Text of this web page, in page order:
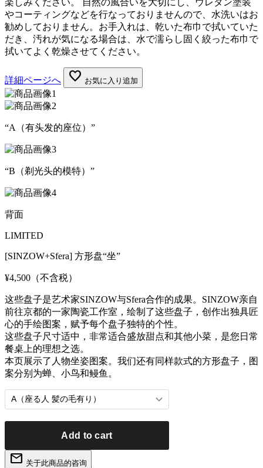
やコーティングなどを行なっておりませんので、水洗いはお
勧めしておりません。お手入れは、乾いた布巾で拭いていた
だき、汚れが気になる場合は、水で濡らし固く絞った布巾で
拭いてよく乾燥させてください。
詳細ページへ favorite お気に入り追加
“A（有头发的座位）”
“B（剃光头的模特）”
背面
LIMITED
[SINZOW+Sfera] 方形盘“坐”
¥4,500 （不含税）
这些盘子是艺术家SINZOW与Sfera合作的成果。SINZOW亲自
前往京都的一家陶瓷工作室，绘制了这些盘子，创作出独具匠
心的手绘图案，赋予每个盘子独特的个性。
这些盘子尺寸适中，非常适合盛放甜点和其他小菜，是您日常
餐桌上的理想之选。
本页展示了人物坐姿图案。我们还有同样款式的方形盘子，图
案分别为蝉、小鸟和鳗鱼。
mail 关于此商品的咨询